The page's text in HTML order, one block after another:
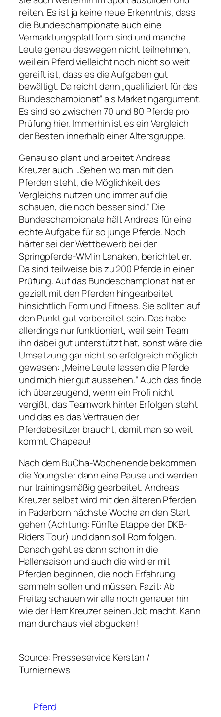
reiten. Es ist ja keine neue Erkenntnis, dass
die Bundeschampionate auch eine
Vermarktungsplattform sind und manche
Leute genau deswegen nicht teilnehmen,
weil ein Pferd vielleicht noch nicht so weit
gereift ist, dass es die Aufgaben gut
bewältigt. Da reicht dann „qualifiziert für das
Bundeschampionat“ als Marketingargument.
Es sind so zwischen 70 und 80 Pferde pro
Prüfung hier. Immerhin ist es ein Vergleich
der Besten innerhalb einer Altersgruppe.
Genau so plant und arbeitet Andreas
Kreuzer auch. „Sehen wo man mit den
Pferden steht, die Möglichkeit des
Vergleichs nutzen und immer auf die
schauen, die noch besser sind.“ Die
Bundeschampionate hält Andreas für eine
echte Aufgabe für so junge Pferde. Noch
härter sei der Wettbewerb bei der
Springpferde-WM in Lanaken, berichtet er.
Da sind teilweise bis zu 200 Pferde in einer
Prüfung. Auf das Bundeschampionat hat er
gezielt mit den Pferden hingearbeitet
hinsichtlich Form und Fitness. Sie sollten auf
den Punkt gut vorbereitet sein. Das habe
allerdings nur funktioniert, weil sein Team
ihn dabei gut unterstützt hat, sonst wäre die
Umsetzung gar nicht so erfolgreich möglich
gewesen: „Meine Leute lassen die Pferde
und mich hier gut aussehen.“ Auch das finde
ich überzeugend, wenn ein Profi nicht
vergißt, das Teamwork hinter Erfolgen steht
und das es das Vertrauen der
Pferdebesitzer braucht, damit man so weit
kommt. Chapeau!
Nach dem BuCha-Wochenende bekommen
die Youngster dann eine Pause und werden
nur trainingsmäßig gearbeitet. Andreas
Kreuzer selbst wird mit den älteren Pferden
in Paderborn nächste Woche an den Start
gehen (Achtung: Fünfte Etappe der DKB-
Riders Tour) und dann soll Rom folgen.
Danach geht es dann schon in die
Hallensaison und auch die wird er mit
Pferden beginnen, die noch Erfahrung
sammeln sollen und müssen. Fazit: Ab
Freitag schauen wir alle noch genauer hin
wie der Herr Kreuzer seinen Job macht. Kann
man durchaus viel abgucken!
Source: Presseservice Kerstan /
Turniernews
Pferd